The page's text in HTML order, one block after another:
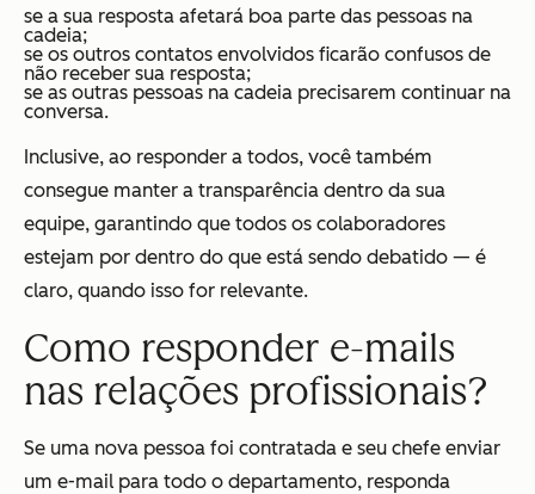
se a sua resposta afetará boa parte das pessoas na
cadeia;
se os outros contatos envolvidos ficarão confusos de
não receber sua resposta;
se as outras pessoas na cadeia precisarem continuar na
conversa.
Inclusive, ao responder a todos, você também
consegue manter a transparência dentro da sua
equipe, garantindo que todos os colaboradores
estejam por dentro do que está sendo debatido — é
claro, quando isso for relevante.
Como responder e-mails
nas relações profissionais?
Se uma nova pessoa foi contratada e seu chefe enviar
um e-mail para todo o departamento, responda